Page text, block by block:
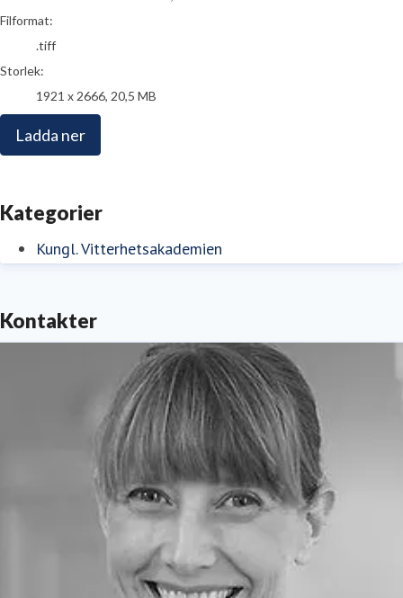
Filformat:
.tiff
Storlek:
1921 x 2666, 20,5 MB
Ladda ner
Kategorier
Kungl. Vitterhetsakademien
Kontakter